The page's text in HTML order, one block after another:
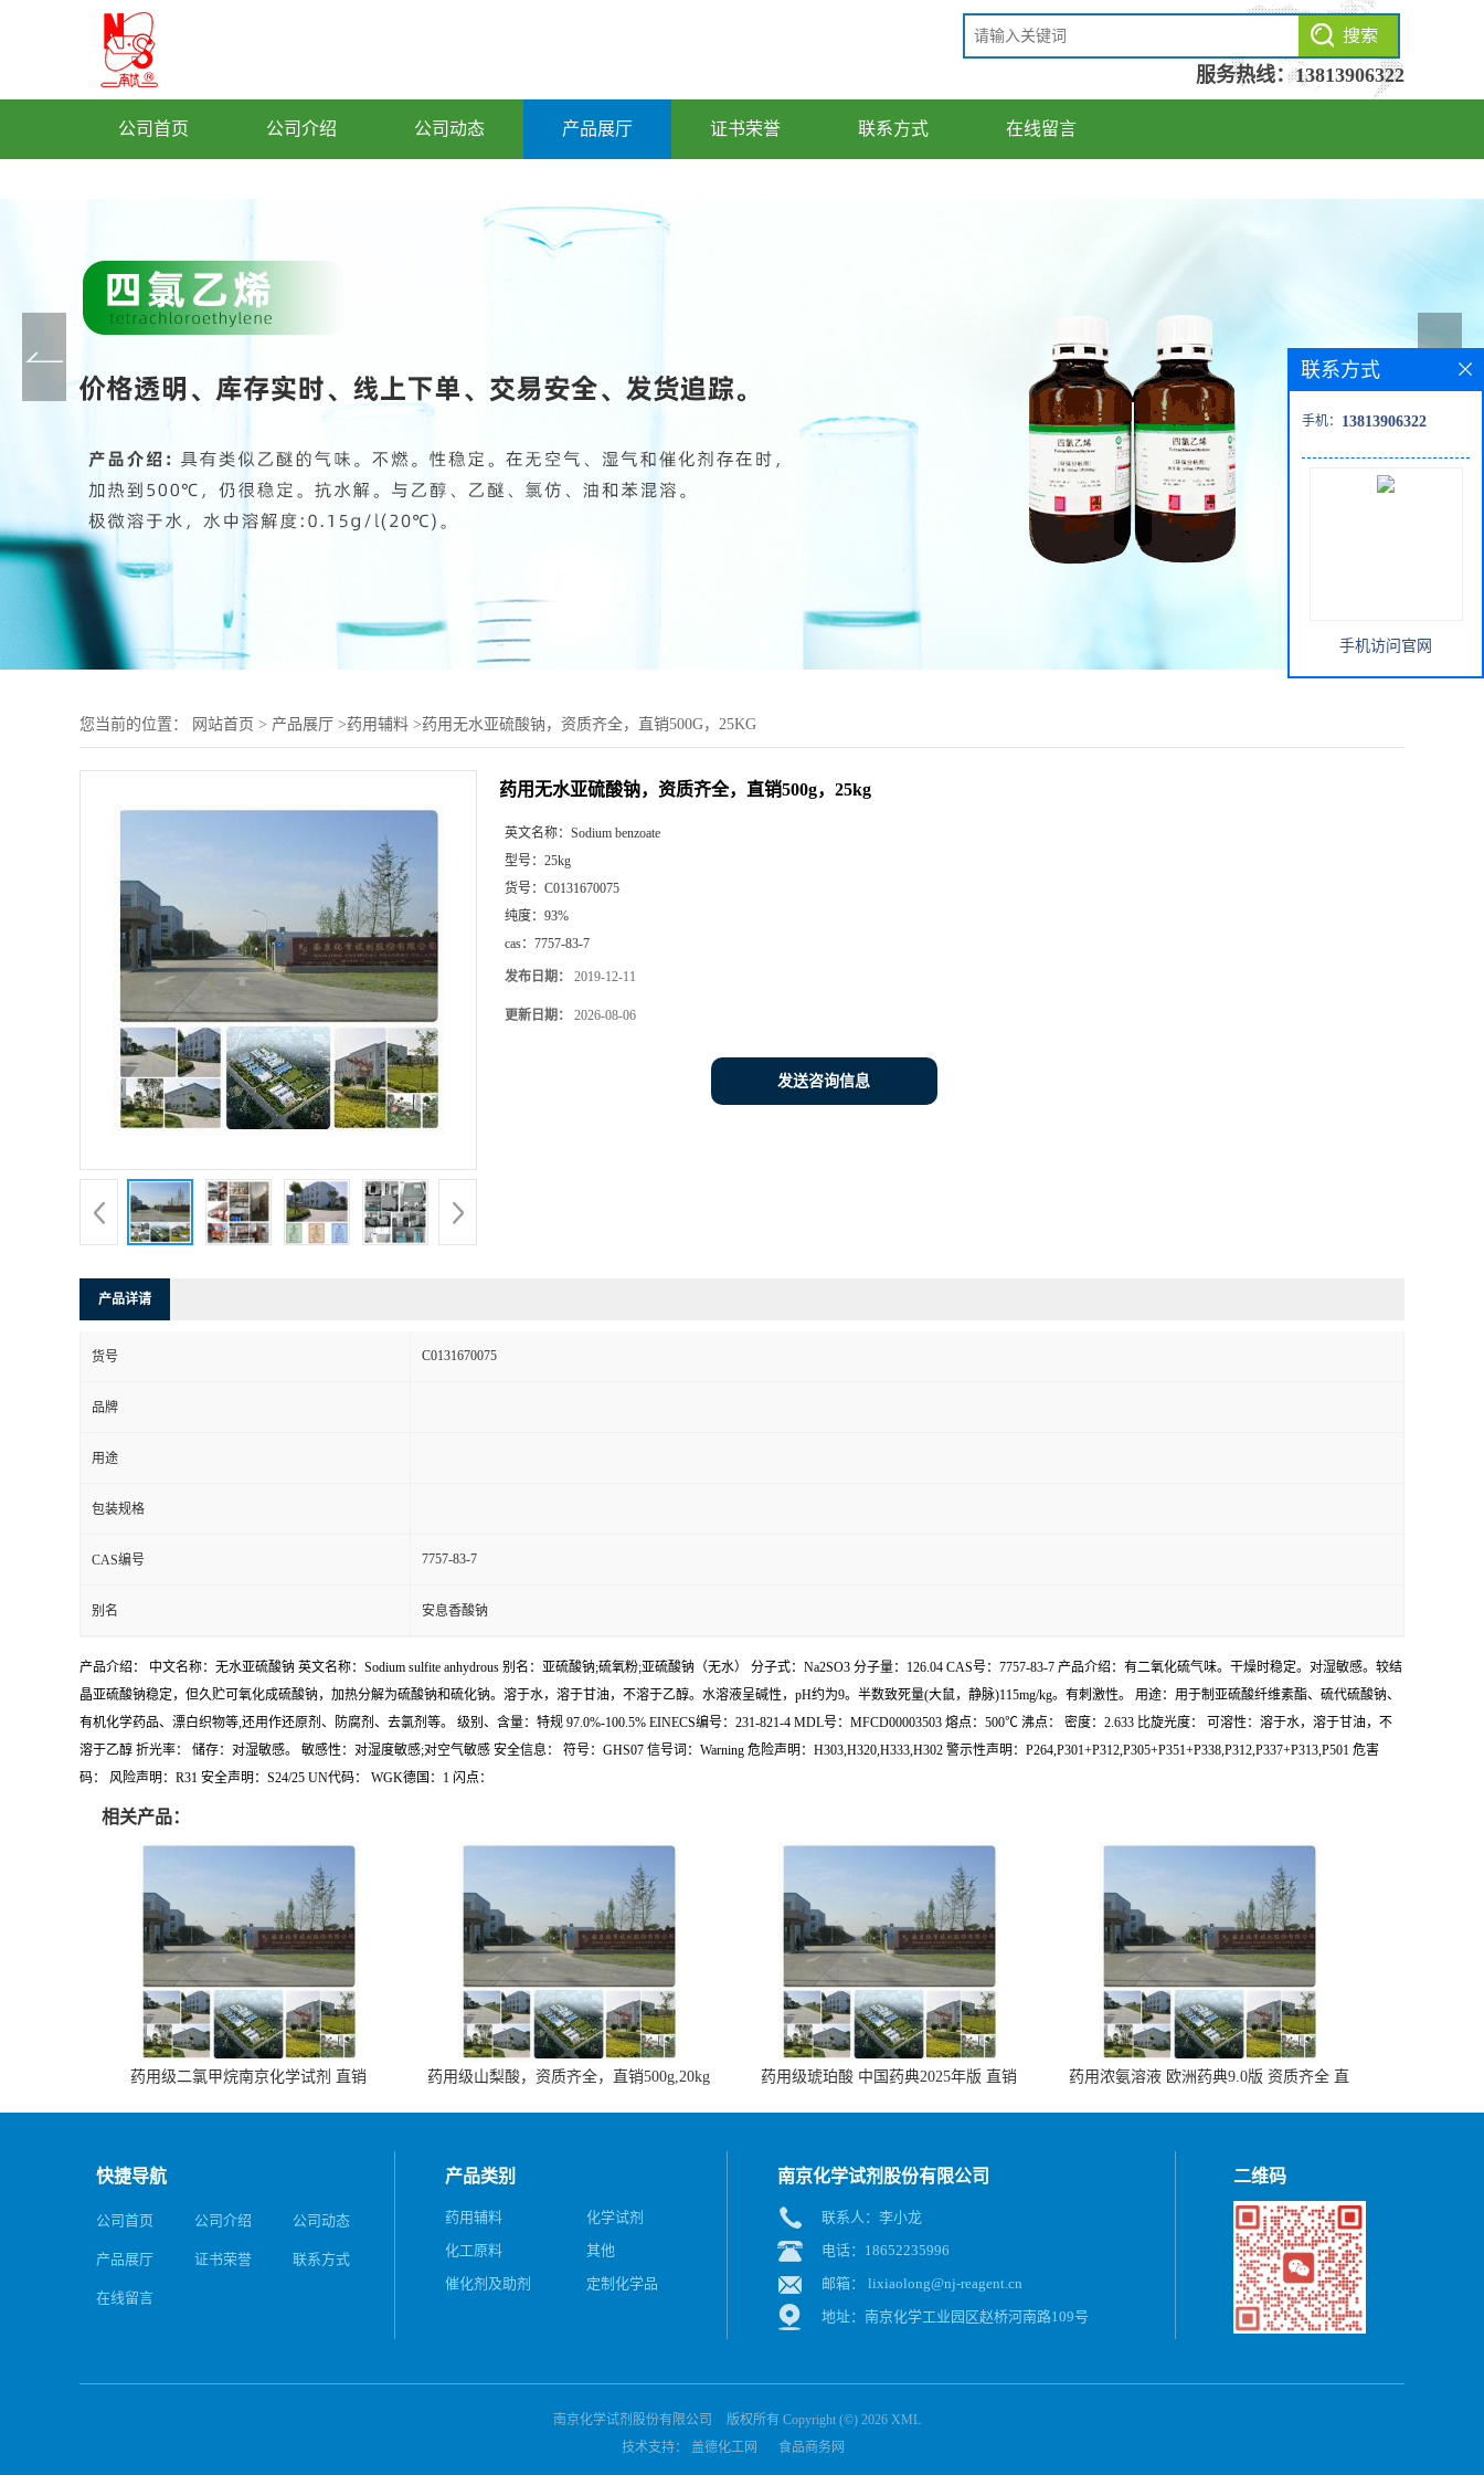
服务热线：13813906322
公司首页 公司介绍 公司动态 产品展厅 证书荣誉 联系方式 在线留言
您当前的位置： 网站首页 > 产品展厅 >药用辅料 >药用无水亚硫酸钠，资质齐全，直销500G，25KG
药用无水亚硫酸钠，资质齐全，直销500g，25kg
英文名称： Sodium benzoate
型号： 25kg
货号： C0131670075
纯度： 93%
cas： 7757-83-7
发布日期： 2019-12-11
更新日期： 2026-08-06
发送咨询信息
产品详请
货号 C0131670075
品牌
用途
包装规格
CAS编号 7757-83-7
别名 安息香酸钠
产品介绍： 中文名称：无水亚硫酸钠 英文名称：Sodium sulfite anhydrous 别名：亚硫酸钠;硫氧粉;亚硫酸钠（无水） 分子式：Na2SO3 分子量：126.04 CAS号：7757-83-7 产品介绍：有二氧化硫气味。干燥时稳定。对湿敏感。较结
晶亚硫酸钠稳定，但久贮可氧化成硫酸钠，加热分解为硫酸钠和硫化钠。溶于水，溶于甘油，不溶于乙醇。水溶液呈碱性，pH约为9。半数致死量(大鼠，静脉)115mg/kg。有刺激性。 用途：用于制亚硫酸纤维素酯、硫代硫酸钠、
有机化学药品、漂白织物等,还用作还原剂、防腐剂、去氯剂等。 级别、含量：特规 97.0%-100.5% EINECS编号：231-821-4 MDL号：MFCD00003503 熔点：500℃ 沸点： 密度：2.633 比旋光度： 可溶性：溶于水，溶于甘油，不
溶于乙醇 折光率： 储存：对湿敏感。 敏感性：对湿度敏感;对空气敏感 安全信息： 符号：GHS07 信号词：Warning 危险声明：H303,H320,H333,H302 警示性声明：P264,P301+P312,P305+P351+P338,P312,P337+P313,P501 危害
码： 风险声明：R31 安全声明：S24/25 UN代码： WGK德国：1 闪点：
相关产品：
药用级二氯甲烷南京化学试剂 直销 药用级山梨酸，资质齐全，直销500g,20kg 药用级琥珀酸 中国药典2025年版 直销
药用浓氨溶液 欧洲药典9.0版 资质齐全 直
联系方式
手机： 13813906322
手机访问官网
快捷导航
公司首页 公司介绍 公司动态
产品展厅 证书荣誉 联系方式
在线留言
产品类别
药用辅料
化学试剂
化工原料
其他
催化剂及助剂
定制化学品
南京化学试剂股份有限公司
联系人：李小龙
电话：18652235996
邮箱： lixiaolong@nj-reagent.cn
地址：南京化学工业园区赵桥河南路109号
二维码
南京化学试剂股份有限公司 版权所有 Copyright (©) 2026 XML
技术支持： 盖德化工网 食品商务网